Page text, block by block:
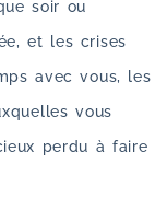
soir ou
et les crises
avec vous, les
vous
perdu à faire